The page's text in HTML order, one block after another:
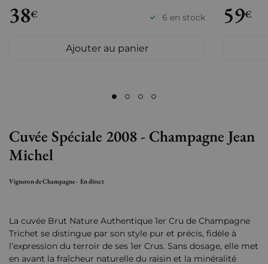
38€ 6 en stock
Ajouter au panier
59€
Cuvée Spéciale 2008 - Champagne Jean
Michel
Vigneron de Champagne - En direct
La cuvée Brut Nature Authentique 1er Cru de Champagne
Trichet se distingue par son style pur et précis, fidèle à
l’expression du terroir de ses 1er Crus. Sans dosage, elle met
en avant la fraîcheur naturelle du raisin et la minéralité